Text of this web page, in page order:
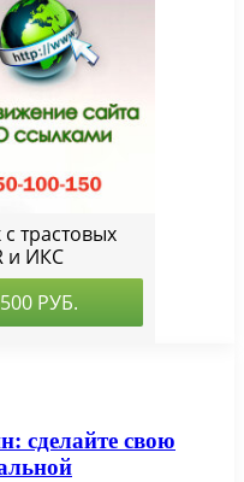
сделайте свою